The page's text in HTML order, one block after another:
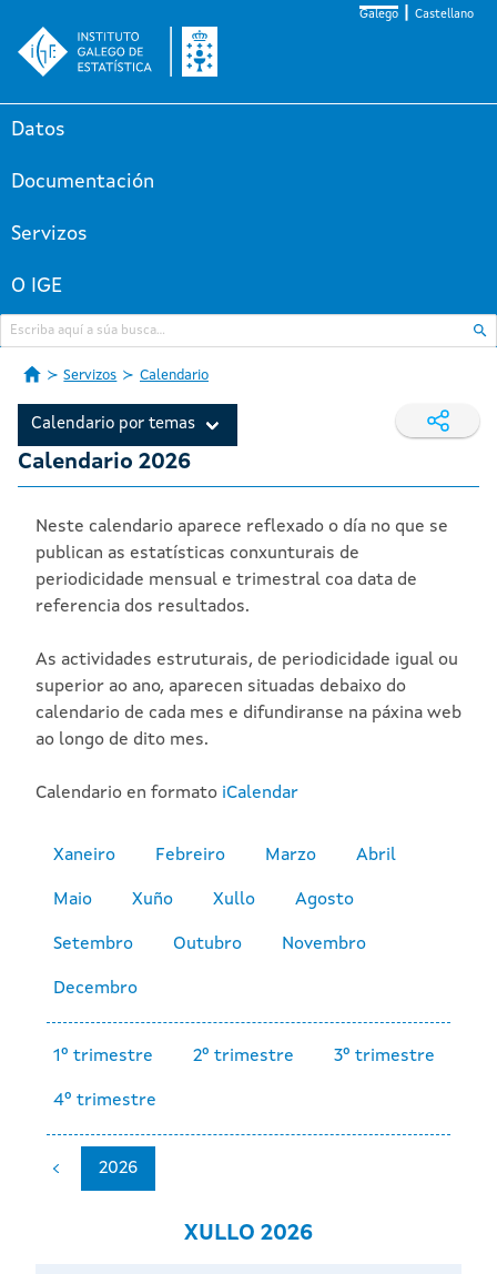
Galego Castellano
Datos
Documentación
Servizos
O IGE
Servizos Calendario
Calendario por temas
Calendario 2026
Neste calendario aparece reflexado o día no que se
publican as estatísticas conxunturais de
periodicidade mensual e trimestral coa data de
referencia dos resultados.
As actividades estruturais, de periodicidade igual ou
superior ao ano, aparecen situadas debaixo do
calendario de cada mes e difundiranse na páxina web
ao longo de dito mes.
Calendario en formato iCalendar
Xaneiro Febreiro Marzo Abril
Maio Xuño Xullo Agosto
Setembro Outubro Novembro
Decembro
1º trimestre 2º trimestre 3º trimestre
4º trimestre
2026
XULLO 2026